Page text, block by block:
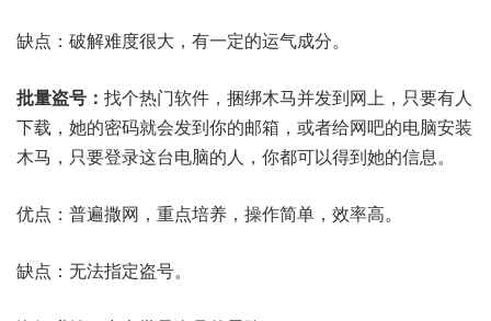
缺点：破解难度很大，有一定的运气成分。
批量盗号： 找个热门软件，捆绑木马并发到网上，只要有人
下载，她的密码就会发到你的邮箱，或者给网吧的电脑安装
木马，只要登录这台电脑的人，你都可以得到她的信息。
优点：普遍撒网，重点培养，操作简单，效率高。
缺点：无法指定盗号。